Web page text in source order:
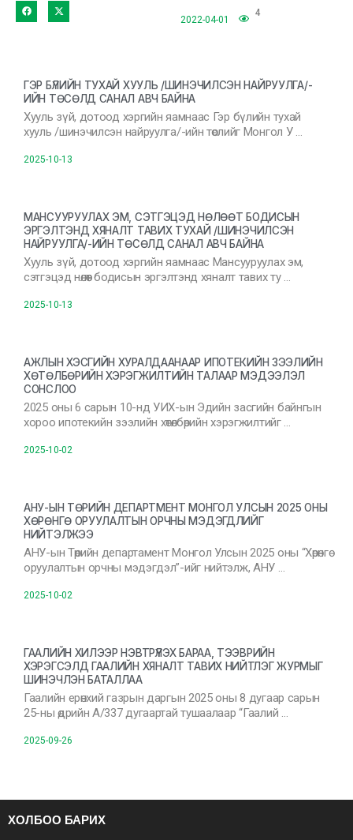
2022-04-01
4
ГЭР БҮЛИЙН ТУХАЙ ХУУЛЬ /ШИНЭЧИЛСЭН НАЙРУУЛГА/-
ИЙН ТӨСӨЛД САНАЛ АВЧ БАЙНА
Хууль зүй, дотоод хэргийн яамнаас Гэр бүлийн тухай
хууль /шинэчилсэн найруулга/-ийн төслийг Монгол У …
2025-10-13
МАНСУУРУУЛАХ ЭМ, СЭТГЭЦЭД НӨЛӨӨТ БОДИСЫН
ЭРГЭЛТЭНД ХЯНАЛТ ТАВИХ ТУХАЙ /ШИНЭЧИЛСЭН
НАЙРУУЛГА/-ИЙН ТӨСӨЛД САНАЛ АВЧ БАЙНА
Хууль зүй, дотоод хэргийн яамнаас Мансууруулах эм,
сэтгэцэд нөлөөт бодисын эргэлтэнд хяналт тавих ту …
2025-10-13
АЖЛЫН ХЭСГИЙН ХУРАЛДААНААР ИПОТЕКИЙН ЗЭЭЛИЙН
ХӨТӨЛБӨРИЙН ХЭРЭГЖИЛТИЙН ТАЛААР МЭДЭЭЛЭЛ
СОНСЛОО
2025 оны 6 сарын 10-нд УИХ-ын Эдийн засгийн байнгын
хороо ипотекийн зээлийн хөтөлбөрийн хэрэгжилтийг …
2025-10-02
АНУ-ЫН ТӨРИЙН ДЕПАРТМЕНТ МОНГОЛ УЛСЫН 2025 ОНЫ
ХӨРӨНГӨ ОРУУЛАЛТЫН ОРЧНЫ МЭДЭГДЛИЙГ
НИЙТЭЛЖЭЭ
АНУ-ын Төрийн департамент Монгол Улсын 2025 оны “Хөрөнгө
оруулалтын орчны мэдэгдэл”-ийг нийтэлж, АНУ …
2025-10-02
ГААЛИЙН ХИЛЭЭР НЭВТРҮҮЛЭХ БАРАА, ТЭЭВРИЙН
ХЭРЭГСЭЛД ГААЛИЙН ХЯНАЛТ ТАВИХ НИЙТЛЭГ ЖУРМЫГ
ШИНЭЧЛЭН БАТАЛЛАА
Гаалийн ерөнхий газрын даргын 2025 оны 8 дугаар сарын
25-ны өдрийн А/337 дугаартай тушаалаар “Гаалий …
2025-09-26
ХОЛБОО БАРИХ